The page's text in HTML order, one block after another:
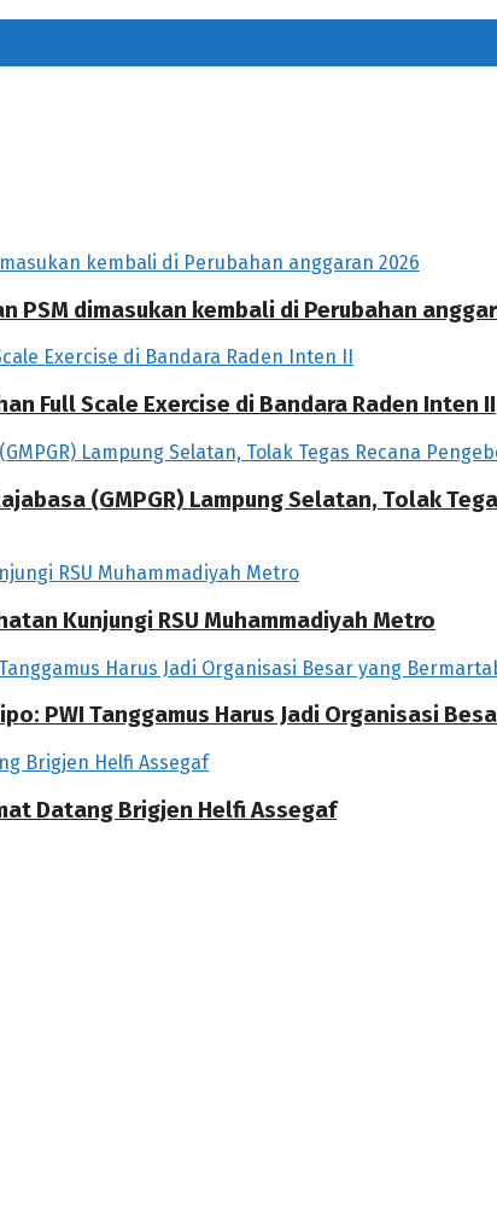
PSM dimasukan kembali di Perubahan
Full Scale Exercise di Bandara Raden Inten II
(GMPGR) Lampung Selatan, Tolak
Kunjungi RSU Muhammadiyah Metro
PWI Tanggamus Harus Jadi Organisasi
Datang Brigjen Helfi Assegaf